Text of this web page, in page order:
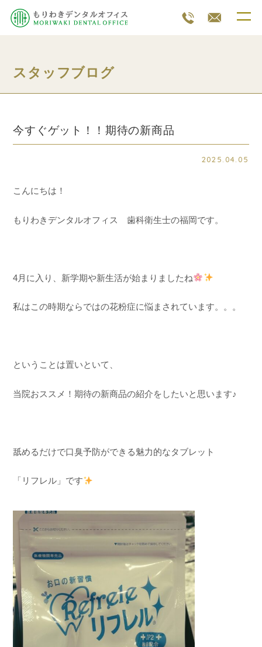
スタッフブログ
今すぐゲット！！期待の新商品
2025.04.05
こんにちは！
もりわきデンタルオフィス 歯科衛生士の福岡です。
4月に入り、新学期や新生活が始まりましたね
私はこの時期ならではの花粉症に悩まされています。。。
ということは置いといて、
当院おススメ！期待の新商品の紹介をしたいと思います♪
舐めるだけで口臭予防ができる魅力的なタブレット
「リフレル」です